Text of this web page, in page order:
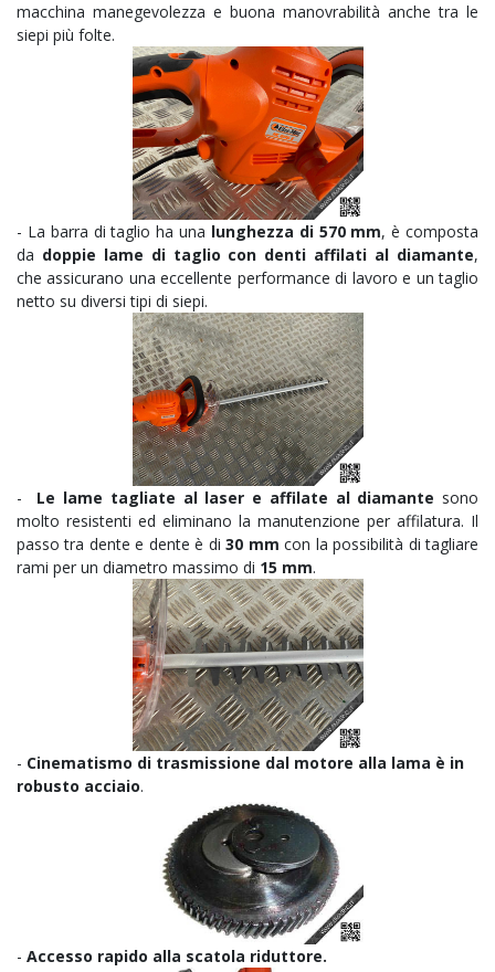
macchina manegevolezza e buona manovrabilità anche tra le
siepi più folte.
- La barra di taglio ha una lunghezza di 570 mm, è composta
da doppie lame di taglio con denti affilati al diamante,
che assicurano una eccellente performance di lavoro e un taglio
netto su diversi tipi di siepi.
- Le lame tagliate al laser e affilate al diamante sono
molto resistenti ed eliminano la manutenzione per affilatura. Il
passo tra dente e dente è di30 mm con la possibilità di tagliare
rami per un diametro massimo di 15 mm.
- Cinematismo di trasmissione dal motore alla lama è in
robusto acciaio.
- Accesso rapido alla scatola riduttore.